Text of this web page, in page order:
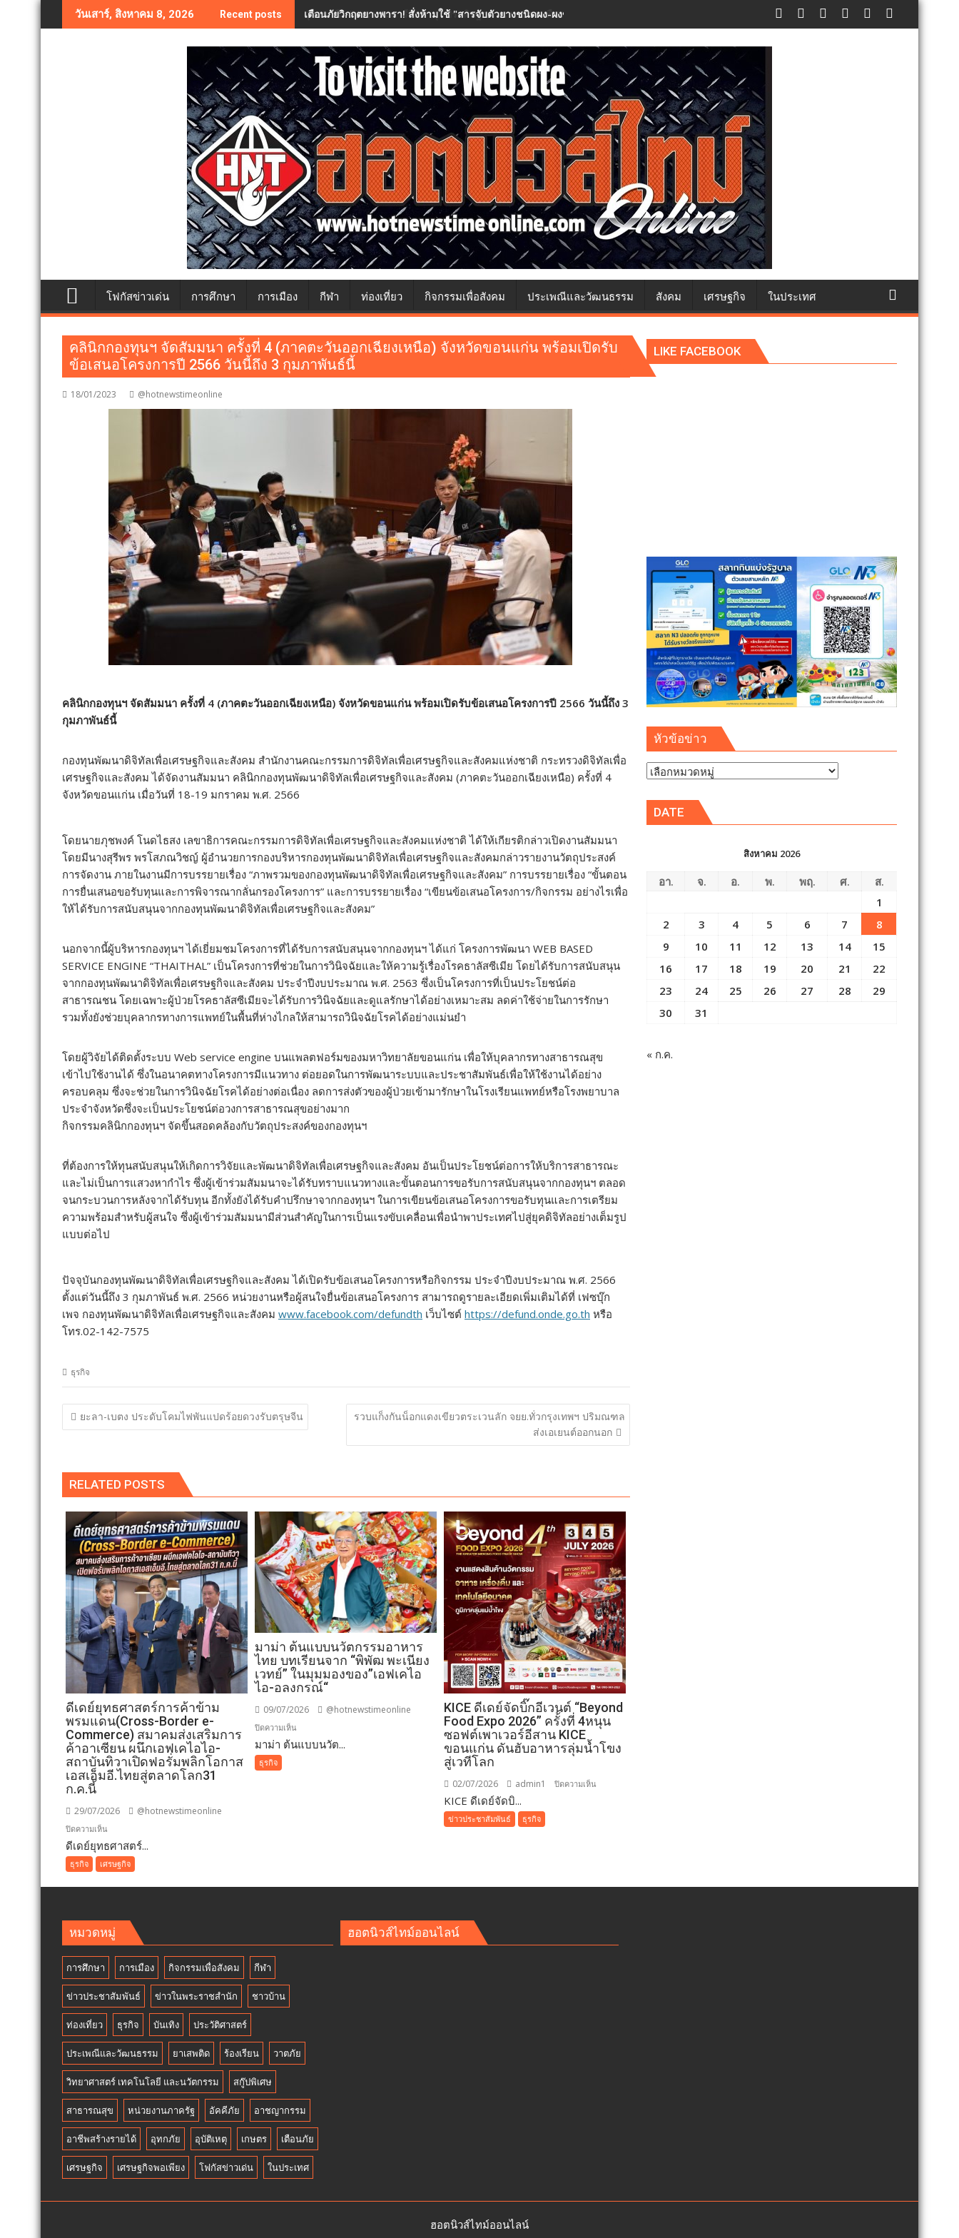
to
วันเสาร์, สิงหาคม 8, 2026 Recent posts เตือนภัยวิกฤตยางพารา! สั่งห้ามใช้ "สารจับตัวยางชนิดผง-ผงขาว" โรงงานประกาศปฏิเสธรับซื้อทันที ปรับขั้นต่ำ 20,000 บาท พร้อมจ่อฟ้องดำเนินคดี
โฟกัสข่าวเด่น การศึกษา การเมือง กีฬา ท่องเที่ยว กิจกรรมเพื่อสังคม ประเพณีและวัฒนธรรม สังคม เศรษฐกิจ ในประเทศ
คลินิกกองทุนฯ จัดสัมมนา ครั้งที่ 4 (ภาคตะวันออกเฉียงเหนือ) จังหวัดขอนแก่น พร้อมเปิดรับ
ข้อเสนอโครงการปี 2566 วันนี้ถึง 3 กุมภาพันธ์นี้
18/01/2023 @hotnewstimeonline
คลินิกกองทุนฯ จัดสัมมนา ครั้งที่ 4 (ภาคตะวันออกเฉียงเหนือ) จังหวัดขอนแก่น พร้อมเปิดรับข้อเสนอโครงการปี 2566 วันนี้ถึง 3
กุมภาพันธ์นี้
กองทุนพัฒนาดิจิทัลเพื่อเศรษฐกิจและสังคม สำนักงานคณะกรรมการดิจิทัลเพื่อเศรษฐกิจและสังคมแห่งชาติ กระทรวงดิจิทัลเพื่อ
เศรษฐกิจและสังคม ได้จัดงานสัมมนา คลินิกกองทุนพัฒนาดิจิทัลเพื่อเศรษฐกิจและสังคม (ภาคตะวันออกเฉียงเหนือ) ครั้งที่ 4
จังหวัดขอนแก่น เมื่อวันที่ 18-19 มกราคม พ.ศ. 2566
โดยนายภุชพงค์ โนดไธสง เลขาธิการคณะกรรมการดิจิทัลเพื่อเศรษฐกิจและสังคมแห่งชาติ ได้ให้เกียรติกล่าวเปิดงานสัมมนา
โดยมีนางสุรีพร พรโสภณวิชญ์ ผู้อำนวยการกองบริหารกองทุนพัฒนาดิจิทัลเพื่อเศรษฐกิจและสังคมกล่าวรายงานวัตถุประสงค์
การจัดงาน ภายในงานมีการบรรยายเรื่อง “ภาพรวมของกองทุนพัฒนาดิจิทัลเพื่อเศรษฐกิจและสังคม” การบรรยายเรื่อง “ขั้นตอน
การยื่นเสนอขอรับทุนและการพิจารณากลั่นกรองโครงการ” และการบรรยายเรื่อง “เขียนข้อเสนอโครงการ/กิจกรรม อย่างไรเพื่อ
ให้ได้รับการสนับสนุนจากกองทุนพัฒนาดิจิทัลเพื่อเศรษฐกิจและสังคม”
นอกจากนี้ผู้บริหารกองทุนฯ ได้เยี่ยมชมโครงการที่ได้รับการสนับสนุนจากกองทุนฯ ได้แก่ โครงการพัฒนา WEB BASED
SERVICE ENGINE “THAITHAL” เป็นโครงการที่ช่วยในการวินิจฉัยและให้ความรู้เรื่องโรคธาลัสซีเมีย โดยได้รับการสนับสนุน
จากกองทุนพัฒนาดิจิทัลเพื่อเศรษฐกิจและสังคม ประจำปีงบประมาณ พ.ศ. 2563 ซึ่งเป็นโครงการที่เป็นประโยชน์ต่อ
สาธารณชน โดยเฉพาะผู้ป่วยโรคธาลัสซีเมียจะได้รับการวินิจฉัยและดูแลรักษาได้อย่างเหมาะสม ลดค่าใช้จ่ายในการรักษา
รวมทั้งยังช่วยบุคลากรทางการแพทย์ในพื้นที่ห่างไกลให้สามารถวินิจฉัยโรคได้อย่างแม่นยำ
โดยผู้วิจัยได้ติดตั้งระบบ Web service engine บนแพลตฟอร์มของมหาวิทยาลัยขอนแก่น เพื่อให้บุคลากรทางสาธารณสุข
เข้าไปใช้งานได้ ซึ่งในอนาคตทางโครงการมีแนวทาง ต่อยอดในการพัฒนาระบบและประชาสัมพันธ์เพื่อให้ใช้งานได้อย่าง
ครอบคลุม ซึ่งจะช่วยในการวินิจฉัยโรคได้อย่างต่อเนื่อง ลดการส่งตัวของผู้ป่วยเข้ามารักษาในโรงเรียนแพทย์หรือโรงพยาบาล
ประจำจังหวัดซึ่งจะเป็นประโยชน์ต่อวงการสาธารณสุขอย่างมาก
กิจกรรมคลินิกกองทุนฯ จัดขึ้นสอดคล้องกับวัตถุประสงค์ของกองทุนฯ
ที่ต้องการให้ทุนสนับสนุนให้เกิดการวิจัยและพัฒนาดิจิทัลเพื่อเศรษฐกิจและสังคม อันเป็นประโยชน์ต่อการให้บริการสาธารณะ
และไม่เป็นการแสวงหากำไร ซึ่งผู้เข้าร่วมสัมมนาจะได้รับทราบแนวทางและขั้นตอนการขอรับการสนับสนุนจากกองทุนฯ ตลอด
จนกระบวนการหลังจากได้รับทุน อีกทั้งยังได้รับคำปรึกษาจากกองทุนฯ ในการเขียนข้อเสนอโครงการขอรับทุนและการเตรียม
ความพร้อมสำหรับผู้สนใจ ซึ่งผู้เข้าร่วมสัมมนามีส่วนสำคัญในการเป็นแรงขับเคลื่อนเพื่อนำพาประเทศไปสู่ยุคดิจิทัลอย่างเต็มรูป
แบบต่อไป
ปัจจุบันกองทุนพัฒนาดิจิทัลเพื่อเศรษฐกิจและสังคม ได้เปิดรับข้อเสนอโครงการหรือกิจกรรม ประจำปีงบประมาณ พ.ศ. 2566
ตั้งแต่วันนี้ถึง 3 กุมภาพันธ์ พ.ศ. 2566 หน่วยงานหรือผู้สนใจยื่นข้อเสนอโครงการ สามารถดูรายละเอียดเพิ่มเติมได้ที่ เฟซบุ๊ก
เพจ กองทุนพัฒนาดิจิทัลเพื่อเศรษฐกิจและสังคม www.facebook.com/defundth เว็บไซต์ https://defund.onde.go.th หรือ
โทร.02-142-7575
ธุรกิจ
แนะแนว
เรื่อง
ยะลา-เบตง ประดับโคมไฟพันแปดร้อยดวงรับตรุษจีน
รวบแก็งกันน็อกแดงเขียวตระเวนลัก จยย.ทั่วกรุงเทพฯ ปริมณฑล
ส่งเอเยนต์ออกนอก
RELATED POSTS
ดีเดย์ยุทธศาสตร์การค้าข้าม
พรมแดน(Cross-Border e-
Commerce) สมาคมส่งเสริมการ
ค้าอาเซียน ผนึกเอฟเคไอไอ-
สถาบันทิวาเปิดฟอรั่มพลิกโอกาส
เอสเอ็มอี.ไทยสู่ตลาดโลก31
ก.ค.นี้
29/07/2026 @hotnewstimeonline
ปิดความเห็น
ดี
เดย์
ยุทธศาสตร์
ข้าม
พรมแดน(Cross-
Border
Commerce)
สมาคม
ส่ง
เสริม
การ
ค้า
อาเซียน
ผนึก
เอฟเค
ไอไอ-
สถาบัน
ทิวา
เปิด
อรั่ม
ดีเดย์ยุทธศาสตร์...
ธุรกิจ เศรษฐกิจ
มาม่า ต้นแบบนวัตกรรมอาหาร
ไทย บทเรียนจาก “พิพัฒ พะเนียง
เวทย์” ในมุมมองของ”เอฟเคไอ
ไอ-อลงกรณ์“
09/07/2026 @hotnewstimeonline
ปิดความเห็น
มา
มุม
มาม่า ต้นแบบนวัต...
ธุรกิจ
KICE ดีเดย์จัดบิ๊กอีเวนต์ “Beyond
Food Expo 2026” ครั้งที่ 4หนุน
ซอฟต์เพาเวอร์อีสาน KICE
ขอนแก่น ดันฮับอาหารลุ่มน้ำโขง
สู่เวทีโลก
02/07/2026 admin1 ปิดความเห็น
KICE ดีเดย์จัดบิ...
ข่าวประชาสัมพันธ์ ธุรกิจ
LIKE FACEBOOK
หัวข้อข่าว
หัวข้อ
DATE
สิงหาคม 2026
อา. จ. อ. พ. พฤ. ศ.
ส.
1
2
3 4 5 6 7
8
9
10 11 12 13 14
15
16
17 18 19 20 21
22
23
24 25 26 27 28
29
30
31
« ก.ค.
หมวดหมู่
การศึกษา การเมือง กิจกรรมเพื่อสังคม กีฬา
ข่าวประชาสัมพันธ์ ข่าวในพระราชสำนัก ชาวบ้าน
ท่องเที่ยว ธุรกิจ บันเทิง ประวัติศาสตร์
ประเพณีและวัฒนธรรม ยาเสพติด ร้องเรียน วาตภัย
วิทยาศาสตร์ เทคโนโลยี และนวัตกรรม สกู๊ปพิเศษ
สาธารณสุข หน่วยงานภาครัฐ อัคคีภัย อาชญากรรม
อาชีพสร้างรายได้ อุทกภัย อุบัติเหตุ เกษตร เตือนภัย
เศรษฐกิจ เศรษฐกิจพอเพียง โฟกัสข่าวเด่น ในประเทศ
ฮอตนิวส์ไทม์ออนไลน์
ฮอตนิวส์ไทม์ออนไลน์